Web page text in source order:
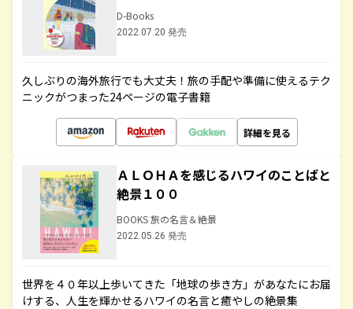
D-Books
2022.07.20 発売
久しぶりの海外旅行でも大丈夫！旅の手配や準備に使えるテク
ニックがつまった24ページの電子書籍
詳細を見る
ＡＬＯＨＡを感じるハワイのことばと
絶景１００
BOOKS 旅の名言＆絶景
2022.05.26 発売
世界を４０年以上歩いてきた「地球の歩き方」があなたにお届
けする、人生を輝かせるハワイの名言と癒やしの絶景集